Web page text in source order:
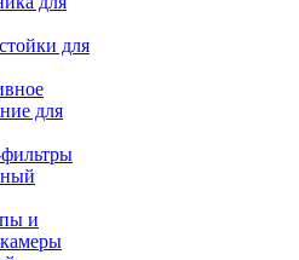
для
для
и